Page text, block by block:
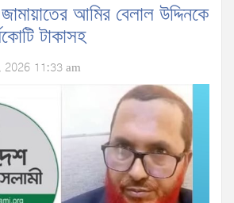
আমির বেলাল উদ্দিনকে
টাকাসহ
2026 11:33 am